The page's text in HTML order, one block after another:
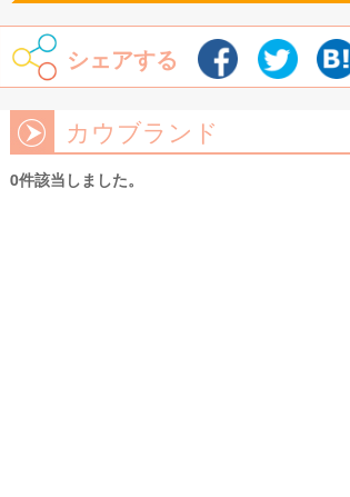
シェアする
カウブランド
0件該当しました。